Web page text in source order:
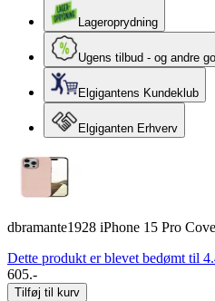
Lageroprydning
Ugens tilbud - og andre
Elgigantens Kundeklub
Elgiganten Erhverv
dbramante1928 iPhone 15 Pro
Dette produkt er blevet bedømt til
605.-
Tilføj til kurv